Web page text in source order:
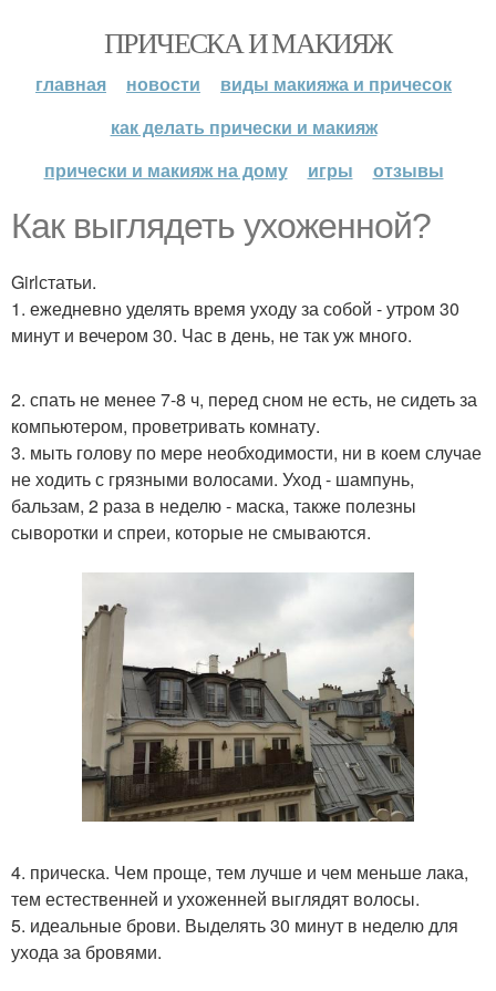
ПРИЧЕСКА И МАКИЯЖ
главная новости
виды макияжа и причесок
как делать прически и макияж
прически и макияж на дому
игры отзывы
Как выглядеть ухоженной?
Girlстатьи.
1. ежедневно уделять время уходу за собой - утром 30
минут и вечером 30. Час в день, не так уж много.
2. спать не менее 7-8 ч, перед сном не есть, не сидеть за
компьютером, проветривать комнату.
3. мыть голову по мере необходимости, ни в коем случае
не ходить с грязными волосами. Уход - шампунь,
бальзам, 2 раза в неделю - маска, также полезны
сыворотки и спреи, которые не смываются.
4. прическа. Чем проще, тем лучше и чем меньше лака,
тем естественней и ухоженней выглядят волосы.
5. идеальные брови. Выделять 30 минут в неделю для
ухода за бровями.